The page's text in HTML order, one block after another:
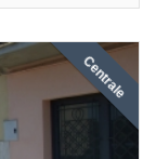
Centrale